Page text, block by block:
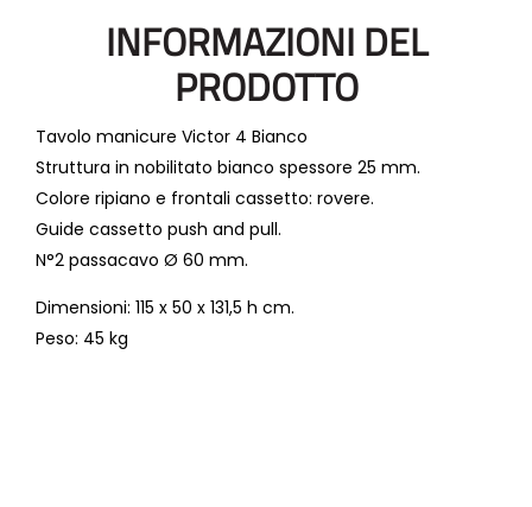
INFORMAZIONI DEL
PRODOTTO
Tavolo manicure Victor 4 Bianco
Struttura in nobilitato bianco spessore 25 mm.
Colore ripiano e frontali cassetto: rovere.
Guide cassetto push and pull.
N°2 passacavo Ø 60 mm.
Dimensioni: 115 x 50 x 131,5 h cm.
Peso: 45 kg